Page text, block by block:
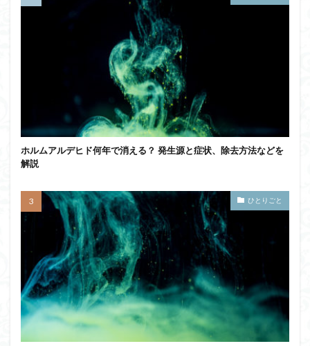
ホルムアルデヒド何年で消える？ 発生源と症状、除去方法などを
解説
ひとりごと